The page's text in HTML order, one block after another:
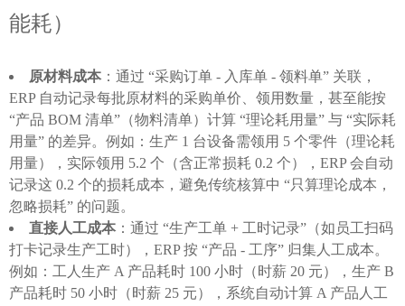
能耗）
原材料成本 ：通过 “采购订单 - 入库单 - 领料单” 关联，
ERP 自动记录每批原材料的采购单价、领用数量，甚至能按
“产品 BOM 清单”（物料清单）计算 “理论耗用量” 与 “实际耗
用量” 的差异。例如：生产 1 台设备需领用 5 个零件（理论耗
用量），实际领用 5.2 个（含正常损耗 0.2 个），ERP 会自动
记录这 0.2 个的损耗成本，避免传统核算中 “只算理论成本，
忽略损耗” 的问题。
直接人工成本 ：通过 “生产工单 + 工时记录”（如员工扫码
打卡记录生产工时），ERP 按 “产品 - 工序” 归集人工成本。
例如：工人生产 A 产品耗时 100 小时（时薪 20 元），生产 B
产品耗时 50 小时（时薪 25 元），系统自动计算 A 产品人工